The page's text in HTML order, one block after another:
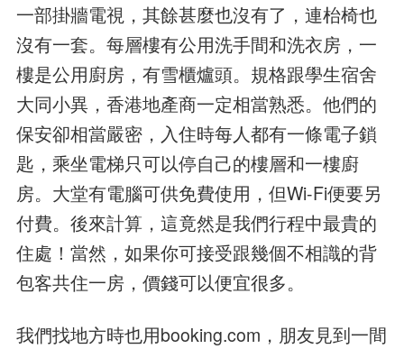
一部掛牆電視，其餘甚麼也沒有了，連枱椅也
沒有一套。每層樓有公用洗手間和洗衣房，一
樓是公用廚房，有雪櫃爐頭。規格跟學生宿舍
大同小異，香港地產商一定相當熟悉。他們的
保安卻相當嚴密，入住時每人都有一條電子鎖
匙，乘坐電梯只可以停自己的樓層和一樓廚
房。大堂有電腦可供免費使用，但Wi-Fi便要另
付費。後來計算，這竟然是我們行程中最貴的
住處！當然，如果你可接受跟幾個不相識的背
包客共住一房，價錢可以便宜很多。
我們找地方時也用booking.com，朋友見到一間